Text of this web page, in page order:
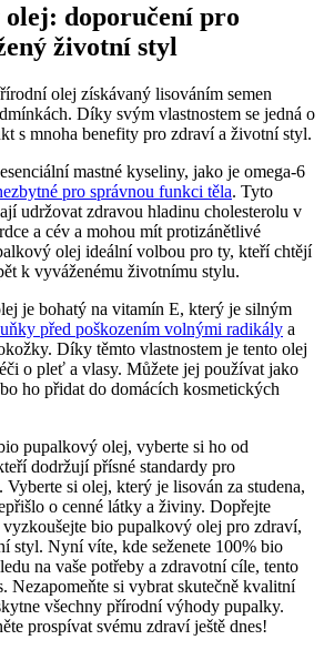
doporučení ‌pro
‍životní styl
olej získávaný lisováním‍ semen
⁤Díky svým vlastnostem⁢ se ⁤jedná‍ o
s ⁣mnoha​ benefity pro⁢ zdraví a ⁤životní styl.
mastné kyseliny, jako je‍ omega-6‌
‌pro správnou funkci těla. ‌Tyto
udržovat​ zdravou ⁤hladinu cholesterolu v
a cév a mohou mít protizánětlivé
olej ideální volbou ⁢pro ty,‌ kteří chtějí
k vyváženému životnímu stylu.
⁣je ⁣bohatý na ‍vitamín ⁤E, který ​je silným
před poškozením volnými radikály ⁢a
Díky ⁣těmto⁣ vlastnostem je⁣ tento ​olej
o pleť a vlasy. Můžete jej používat‌ jako
⁢ho přidat‌ do domácích‌ kosmetických
pupalkový olej, vyberte si ho ⁢od
dodržují ‌přísné standardy pro
si olej, který je‌ lisován za studena,‌
o cenné látky a živiny. Dopřejte
⁤vyzkoušejte bio pupalkový olej pro zdraví,
styl.⁤ Nyní⁤ víte, kde seženete ⁣100%‌ bio
na vaše‌ potřeby a‌ zdravotní⁢ cíle, tento
Nezapomeňte si ‍vybrat skutečně kvalitní
všechny přírodní⁢ výhody pupalky.⁢
prospívat svému‍ zdraví ještě ​dnes!